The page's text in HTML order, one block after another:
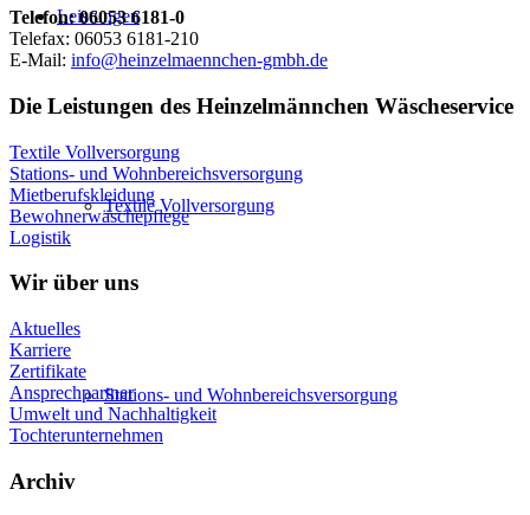
Leistungen
Textile Vollversorgung
Stations- und Wohnbereichsversorgung
Telefon: 06053 6181-0
Telefax: 06053 6181-210
E-Mail: info@heinzelmaennchen-gmbh.de
Die Leistungen des Heinzelmännchen Wäscheservice
Textile Vollversorgung
Stations- und Wohnbereichsversorgung
Mietberufskleidung
Bewohnerwäschepflege
Logistik
Wir über uns
Aktuelles
Karriere
Zertifikate
Ansprechpartner
Umwelt und Nachhaltigkeit
Tochterunternehmen
Archiv